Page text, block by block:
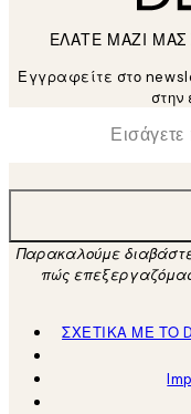
ΕΛΑΤΕ ΜΑΖΙ
Εγγραφείτε στο
Ηλεκτρονική
Παρακαλούμε
πώς
ΣΧΕΤΙΚΑ ΜΕ ΤΟ